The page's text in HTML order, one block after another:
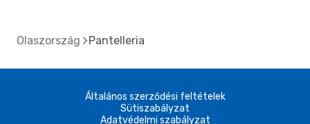
Olaszország Pantelleria
Általános szerződési feltételek
Sütiszabályzat
Adatvédelmi szabályzat